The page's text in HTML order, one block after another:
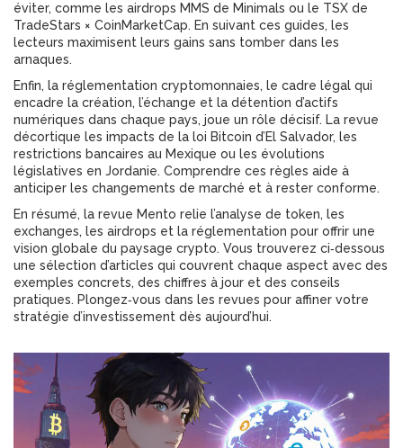
éviter, comme les airdrops MMS de Minimals ou le TSX de
TradeStars × CoinMarketCap. En suivant ces guides, les
lecteurs maximisent leurs gains sans tomber dans les
arnaques.
Enfin, la réglementation cryptomonnaies, le cadre légal qui
encadre la création, l’échange et la détention d’actifs
numériques dans chaque pays, joue un rôle décisif. La revue
décortique les impacts de la loi Bitcoin d’El Salvador, les
restrictions bancaires au Mexique ou les évolutions
législatives en Jordanie. Comprendre ces règles aide à
anticiper les changements de marché et à rester conforme.
En résumé, la revue Mento relie l’analyse de token, les
exchanges, les airdrops et la réglementation pour offrir une
vision globale du paysage crypto. Vous trouverez ci‑dessous
une sélection d’articles qui couvrent chaque aspect avec des
exemples concrets, des chiffres à jour et des conseils
pratiques. Plongez‑vous dans les revues pour affiner votre
stratégie d’investissement dès aujourd’hui.